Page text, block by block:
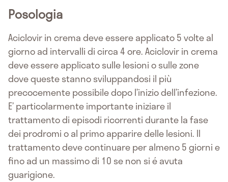
Posologia
Aciclovir in crema deve essere applicato 5 volte al
giorno ad intervalli di circa 4 ore. Aciclovir in crema
deve essere applicato sulle lesioni o sulle zone
dove queste stanno sviluppandosi il più
precocemente possibile dopo l’inizio dell’infezione.
E’ particolarmente importante iniziare il
trattamento di episodi ricorrenti durante la fase
dei prodromi o al primo apparire delle lesioni. Il
trattamento deve continuare per almeno 5 giorni e
fino ad un massimo di 10 se non si é avuta
guarigione.